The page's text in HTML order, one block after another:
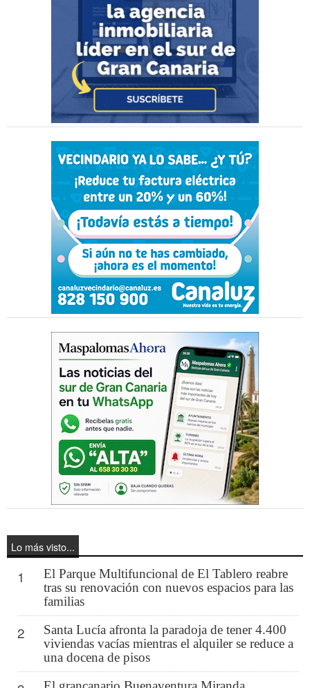
Lo más visto...
1
El Parque Multifuncional de El Tablero reabre
tras su renovación con nuevos espacios para las
familias
2
Santa Lucía afronta la paradoja de tener 4.400
viviendas vacías mientras el alquiler se reduce a
una docena de pisos